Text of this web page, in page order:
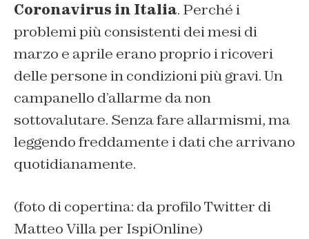
Coronavirus in Italia. Perché i
problemi più consistenti dei mesi di
marzo e aprile erano proprio i ricoveri
delle persone in condizioni più gravi. Un
campanello d’allarme da non
sottovalutare. Senza fare allarmismi, ma
leggendo freddamente i dati che arrivano
quotidianamente.
(foto di copertina: da profilo Twitter di
Matteo Villa per IspiOnline)